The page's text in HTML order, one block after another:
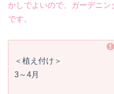
かしでよいので、ガーデニ
です。
＜植え付け＞
3～4月